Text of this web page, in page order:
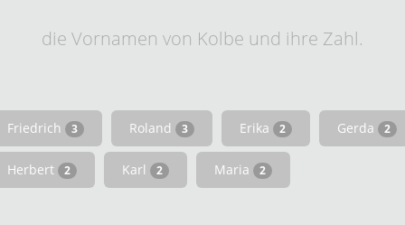
die Vornamen von Kolbe und ihre Zahl.
Friedrich 3 Roland 3 Erika 2 Gerda 2
Herbert 2 Karl 2 Maria 2